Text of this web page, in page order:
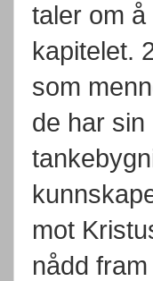
taler om
kapitelet.
som
de har
mot
nådd